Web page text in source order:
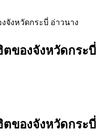
จังหวัดกระบี่ อ่าวนาง
ของจังหวัดกระบี่
ของจังหวัดกระบี่